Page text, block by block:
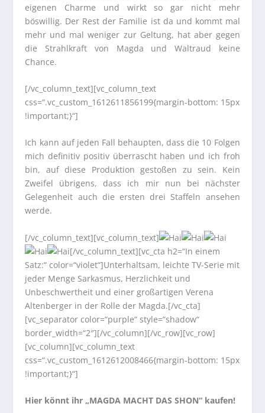
eigenen Charme und wirkt so gar nicht mehr
böswillig. Der Rest der Familie ist da und kommt mal
mehr und mal weniger zur Geltung, hat aber gegen
die Strahlkraft von Magda und Waltraud keine
Chance.
[/vc_column_text][vc_column_text
css=“.vc_custom_1612611856199{margin-bottom: 15px
!important;}“]
Ich kann auf jeden Fall behaupten, dass die 10 Folgen
mich definitiv positiv überrascht haben und ich froh
bin, auf diese Produktion gestoßen zu sein. Kein
Zweifel übrigens, dass ich mir nun bei nächster
Gelegenheit auch die ersten drei Staffeln ansehen
werde.
[/vc_column_text][vc_column_text]
[/vc_column_text][vc_cta h2=“In einem
Satz:“ color=“violet“]Unterhaltsam, leichte TV-Serie mit
jeder Menge Sarkasmus, Herzlichkeit und
Unbeschwertheit und einer großartigen Verena
Altenberger in der Rolle der Magda.[/vc_cta]
[vc_separator color=“purple“ style=“shadow“
border_width=“2″][/vc_column][/vc_row][vc_row]
[vc_column][vc_column_text
css=“.vc_custom_1612612008466{margin-bottom: 15px
!important;}“]
Hier könnt ihr „MAGDA MACHT DAS SHON“ kaufen!